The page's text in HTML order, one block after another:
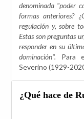
denominada "poder
formas anteriores?
regulación y, sobre
Estas son preguntas
responder en su
dominación". Para
Severino (1929-
¿Qué hace de